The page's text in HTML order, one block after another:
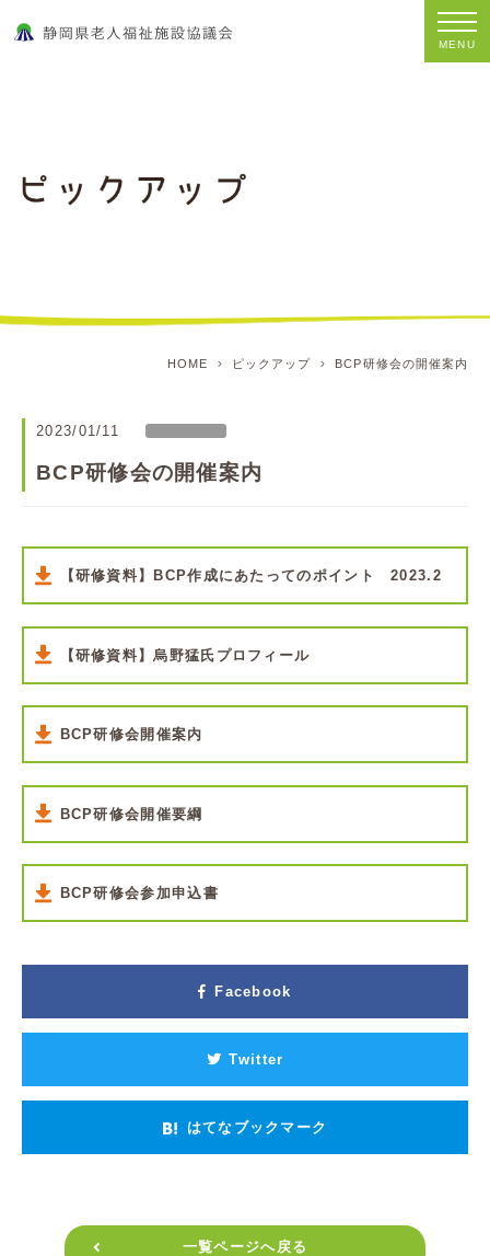
MENU
HOME ピックアップ BCP研修会の開催案内
2023/01/11
BCP研修会の開催案内
【研修資料】BCP作成にあたってのポイント 2023.2
【研修資料】烏野猛氏プロフィール
BCP研修会開催案内
BCP研修会開催要綱
BCP研修会参加申込書
Facebook
Twitter
はてなブックマーク
一覧ページへ戻る